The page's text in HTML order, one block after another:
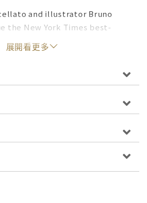
and illustrator Bruno
the New York Times best-
INJUSTICE: GODS AMONG US -
展開看更多